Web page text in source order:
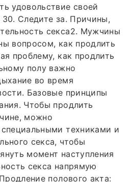
удовольствие своей
Следите за. Причины,
секса2. Мужчины
вопросом, как продлить
проблему, как продлить
полу важно
во время
Базовые принципы
Чтобы продлить
можно
специальными техниками и
секса, чтобы
момент наступления
секса напрямую
полового акта: